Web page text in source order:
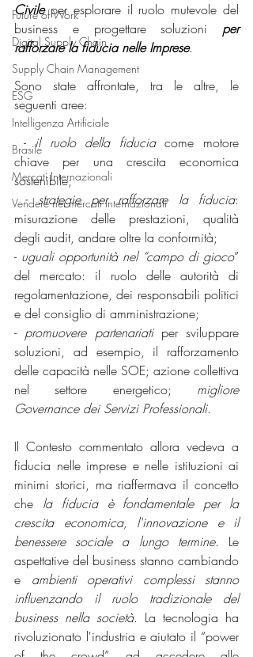
Future of Work
Digital Supply Chain
Supply Chain Management
ESG
Intelligenza Artificiale
Brasile
Mercati Internazionali
Vendere nei mercati internazionali
Civile per esplorare il ruolo mutevole del
business e progettare soluzioni per
rafforzare la fiducia nelle Imprese.
Sono state affrontate, tra le altre, le
seguenti aree:
- il ruolo della fiducia come motore
chiave per una crescita economica
sostenibile;
- strategie per rafforzare la fiducia:
misurazione delle prestazioni, qualità
degli audit, andare oltre la conformità;
- uguali opportunità nel “campo di gioco”
del mercato: il ruolo delle autorità di
regolamentazione, dei responsabili politici
e del consiglio di amministrazione;
- promuovere partenariati per sviluppare
soluzioni, ad esempio, il rafforzamento
delle capacità nelle SOE; azione collettiva
nel settore energetico; migliore
Governance dei Servizi Professionali.
Il Contesto commentato allora vedeva a
fiducia nelle imprese e nelle istituzioni ai
minimi storici, ma riaffermava il concetto
che la fiducia è fondamentale per la
crescita economica, l'innovazione e il
benessere sociale a lungo termine. Le
aspettative del business stanno cambiando
e ambienti operativi complessi stanno
influenzando il ruolo tradizionale del
business nella società. La tecnologia ha
rivoluzionato l'industria e aiutato il “power